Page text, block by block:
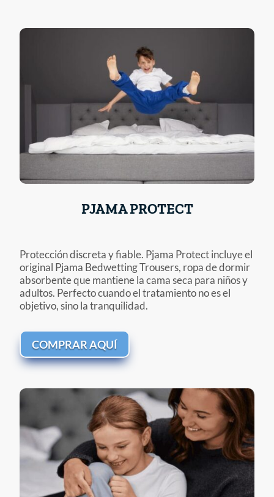
PJAMA PROTECT
Protección discreta y fiable. Pjama Protect incluye el
original Pjama Bedwetting Trousers, ropa de dormir
absorbente que mantiene la cama seca para niños y
adultos. Perfecto cuando el tratamiento no es el
objetivo, sino la tranquilidad.
COMPRAR AQUÍ